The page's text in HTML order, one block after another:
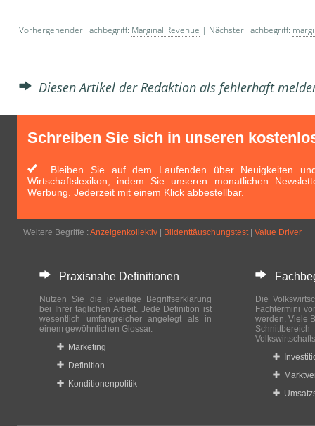
Vorhergehender Fachbegriff: Marginal Revenue | Nächster Fachbegriff:
Diesen Artikel der Redaktion als fehlerhaft
Schreiben Sie sich in unseren
Bleiben Sie auf dem Laufenden über Neuigkeiten
Wirtschaftslexikon, indem Sie unseren monatlichen
Werbung. Jederzeit mit einem Klick abbestellbar.
Weitere Begriffe : Anzeigenkollektiv Bildenttäuschungstest| Value Driver
Praxisnahe Definitionen
Nutzen Sie die jeweilige Begriffserklärung
bei Ihrer täglichen Arbeit. Jede Definition ist
wesentlich umfangreicher angelegt als in
einem gewöhnlichen Glossar.
Marketing
Definition
Konditionenpolitik
Die
Fachtermini
werden. Viele